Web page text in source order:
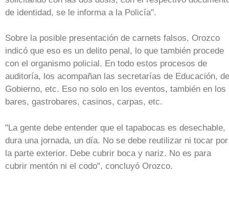
de identidad, se le informa a la Policía".
Sobre la posible presentación de carnets falsos, Orozco
indicó que eso es un delito penal, lo que también procede
con el organismo policial. En todo estos procesos de
auditoría, los acompañan las secretarías de Educación, de
Gobierno, etc. Eso no solo en los eventos, también en los
bares, gastrobares, casinos, carpas, etc.
"La gente debe entender que el tapabocas es desechable,
dura una jornada, un día. No se debe reutilizar ni tocar por
la parte exterior. Debe cubrir boca y nariz. No es para
cubrir mentón ni el codo", concluyó Orozco.